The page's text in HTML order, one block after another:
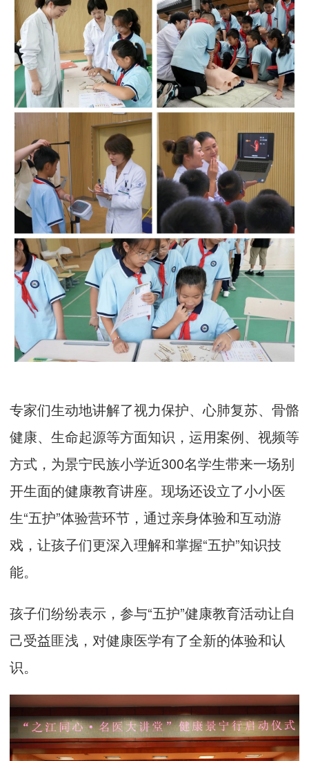
专家们生动地讲解了视力保护、心肺复苏、骨骼
健康、生命起源等方面知识，运用案例、视频等
方式，为景宁民族小学近300名学生带来一场别
开生面的健康教育讲座。现场还设立了小小医
生“五护”体验营环节，通过亲身体验和互动游
戏，让孩子们更深入理解和掌握“五护”知识技
能。
孩子们纷纷表示，参与“五护”健康教育活动让自
己受益匪浅，对健康医学有了全新的体验和认
识。